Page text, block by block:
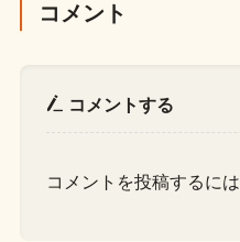
コメント
コメントする
コメントを投稿するには